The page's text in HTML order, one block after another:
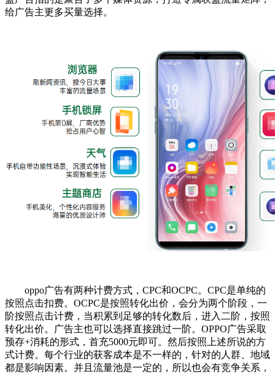
给广告主更多买量选择。
oppo广告有两种计费方式，CPC和OCPC。CPC是单纯的
按照点击扣费。OCPC是按照转化出价，会分为两个阶段，一
阶按照点击计费，当积累到足够的转化数后，进入二阶，按照
转化出价。广告主也可以选择直接跳过一阶。OPPO广告采取
预存+消耗的形式，首充5000元即可。然后按照上述所说的方
式计费。每个行业的获客成本是不一样的，针对的人群、地域
都是影响因素。并且流量池是一定的，所以也会有竞争关系，